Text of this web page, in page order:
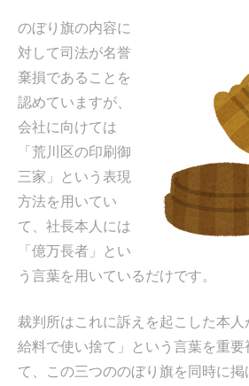
のぼり旗の内容に
対して司法が名誉
棄損であることを
認めていますが、
会社に向けては
「荒川区の印刷御
三家」という表現
方法を用いてい
て、社長本人には
「億万長者」とい
う言葉を用いているだけです。
裁判所はこれに訴えを起こした本
給料で使い捨て」という言葉を重
て、この三つののぼり旗を同時に掲